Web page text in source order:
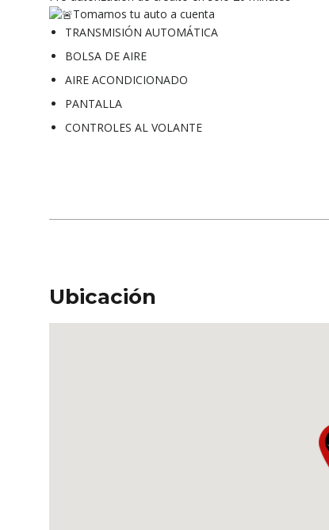
Tomamos tu auto a cuenta
TRANSMISIÓN AUTOMÁTICA
BOLSA DE AIRE
AIRE ACONDICIONADO
PANTALLA
CONTROLES AL VOLANTE
Ubicación